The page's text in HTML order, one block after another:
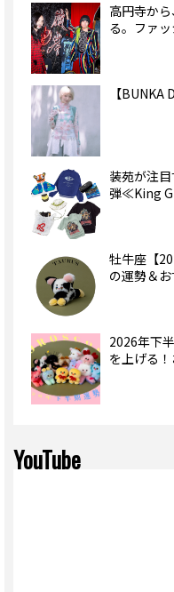
高円寺か
る。ファ
【BUNKA
装苑が注
弾≪King
牡牛座【
の運勢＆
2026年下
を上げる
YouTube